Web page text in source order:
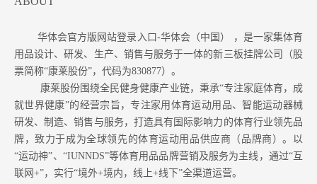
华体会官方版网站登录入口-华体会（中国） ，是一家集体育
用品设计、研发、生产、销售与服务于一体的新三板挂牌公司（股
票简称“康莱股份”，代码为830877）。
康莱股份围绕全民健身健康产业链，秉承“专注家庭体育，成
就世界健康”的经营宗旨，专注家用体育运动用品、智能运动器械
研发、制造、销售与服务，打造具有国际影响力的体育行业领先品
牌，致力于成为全球领先的体育运动用品供应商（品牌商）。以
“运动神”、“IUNNDS”等体育用品品牌营销及服务为主线，通过“互
联网+”，实行“境外+境内，线上+线下”全渠道运营。